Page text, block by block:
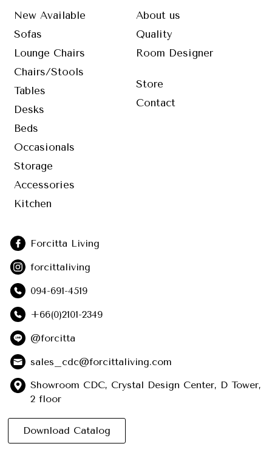
New Available
Sofas
Lounge Chairs
Chairs/Stools
Tables
Desks
Beds
Occasionals
Storage
Accessories
Kitchen
About us
Quality
Room Designer
Store
Contact
Forcitta Living
forcittaliving
094-691-4519
+66(0)2101-2349
@forcitta
sales_cdc@forcittaliving.com
Showroom CDC, Crystal Design Center, D Tower,
2 floor
Download Catalog